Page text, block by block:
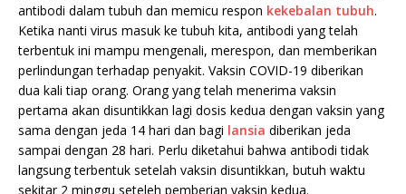
antibodi dalam tubuh dan memicu respon kekebalan tubuh.
Ketika nanti virus masuk ke tubuh kita, antibodi yang telah
terbentuk ini mampu mengenali, merespon, dan memberikan
perlindungan terhadap penyakit. Vaksin COVID-19 diberikan
dua kali tiap orang. Orang yang telah menerima vaksin
pertama akan disuntikkan lagi dosis kedua dengan vaksin yang
sama dengan jeda 14 hari dan bagi lansia diberikan jeda
sampai dengan 28 hari. Perlu diketahui bahwa antibodi tidak
langsung terbentuk setelah vaksin disuntikkan, butuh waktu
sekitar 2 minggu seteleh pemberian vaksin kedua.